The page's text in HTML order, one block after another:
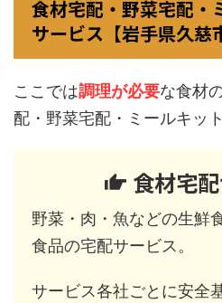
食材宅配・野菜宅配・
サービス【岩手県久慈
ここでは調理が必要な食材
配・野菜宅配・ミールキッ
食材宅
野菜・肉・魚などの生鮮
食品の宅配サービス。
サービス各社ごとに安全